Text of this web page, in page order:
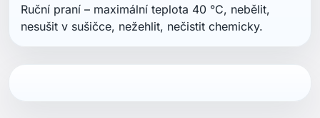
Ruční praní – maximální teplota 40 °C, nebělit,
nesušit v sušičce, nežehlit, nečistit chemicky.